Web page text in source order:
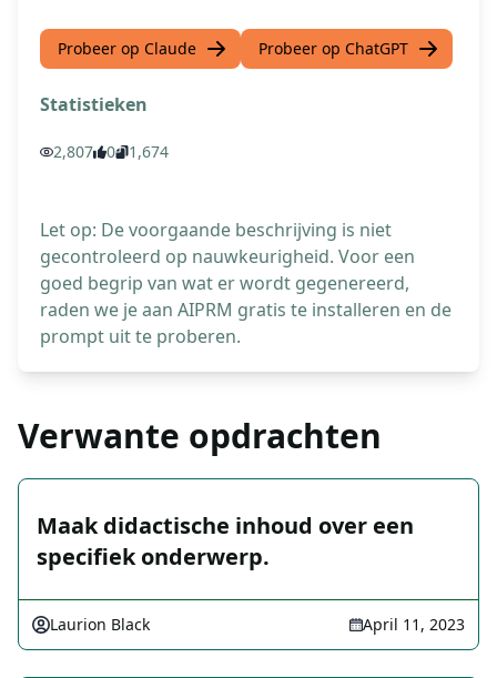
Probeer op Claude Probeer op ChatGPT
Statistieken
2,807 0 1,674
Let op: De voorgaande beschrijving is niet
gecontroleerd op nauwkeurigheid. Voor een
goed begrip van wat er wordt gegenereerd,
raden we je aan AIPRM gratis te installeren en de
prompt uit te proberen.
Verwante opdrachten
Maak didactische inhoud over een
specifiek onderwerp.
Laurion Black April 11, 2023